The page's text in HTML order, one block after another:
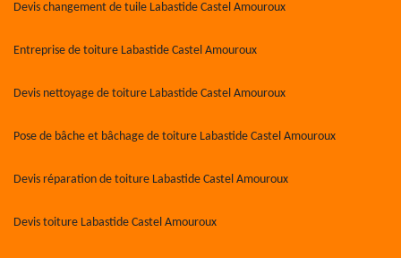
Devis changement de tuile Labastide Castel Amouroux
Entreprise de toiture Labastide Castel Amouroux
Devis nettoyage de toiture Labastide Castel Amouroux
Pose de bâche et bâchage de toiture Labastide Castel Amouroux
Devis réparation de toiture Labastide Castel Amouroux
Devis toiture Labastide Castel Amouroux